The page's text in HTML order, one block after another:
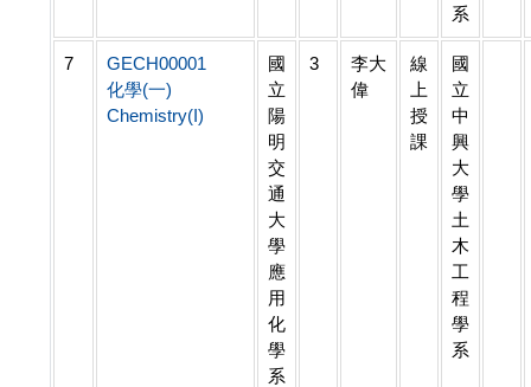
系
7
GECH00001
化學(一)
Chemistry(I)
國
立
陽
明
交
通
大
學
應
用
化
學
系
3
李大
偉
線
上
授
課
國
立
中
興
大
學
土
木
工
程
學
系